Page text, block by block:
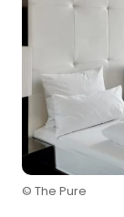
© The Pure